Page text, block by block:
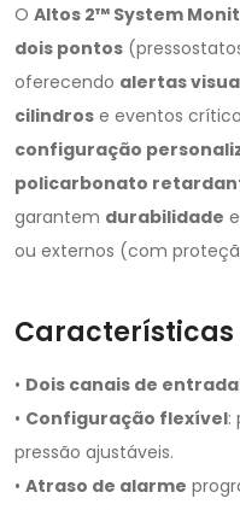
O Altos 2™ System
dois pontos
oferecendo alertas
cilindros e eventos
configuração
policarbonato
garantem durabilidade
ou externos (com
• Dois canais de entrada
• Configuração flexível:
pressão ajustáveis.
• Atraso de alarme